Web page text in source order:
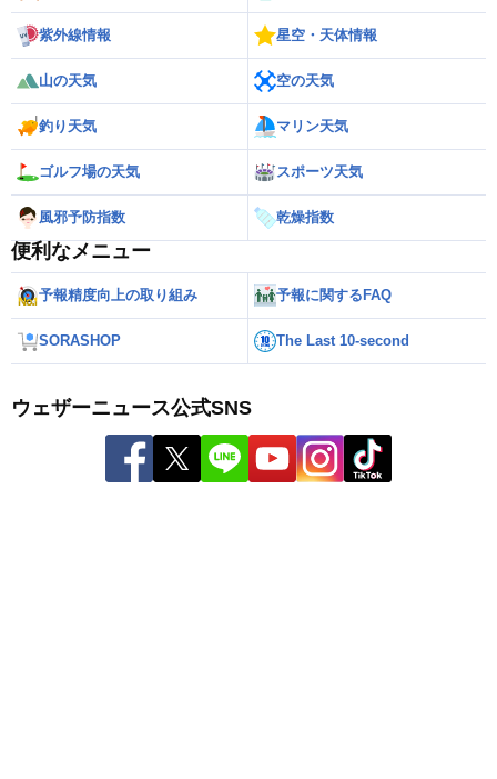
紫外線情報 星空・天体情報
山の天気 空の天気
釣り天気 マリン天気
ゴルフ場の天気 スポーツ天気
風邪予防指数 乾燥指数
便利なメニュー
予報精度向上の取り組み 予報に関するFAQ
SORASHOP The Last 10-second
ウェザーニュース公式SNS